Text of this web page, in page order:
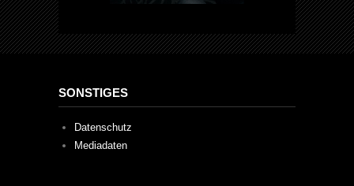
SONSTIGES
Datenschutz
Mediadaten